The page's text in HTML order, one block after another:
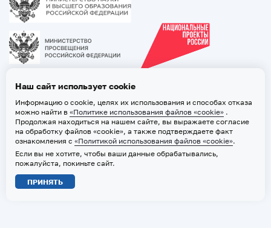
2026 © ТВГМУ. Все права защищены
Политика обработки персональных данных
Политика использования файлов «cookie»
Наш сайт использует cookie
Информацию о cookie, целях их использования и способах отказа
можно найти в «Политике использования файлов «cookie» .
Продолжая находиться на нашем сайте, вы выражаете согласие
на обработку файлов «cookie», а также подтверждаете факт
ознакомления с «Политикой использования файлов «cookie».
Если вы не хотите, чтобы ваши данные обрабатывались,
пожалуйста, покиньте сайт.
ПРИНЯТЬ